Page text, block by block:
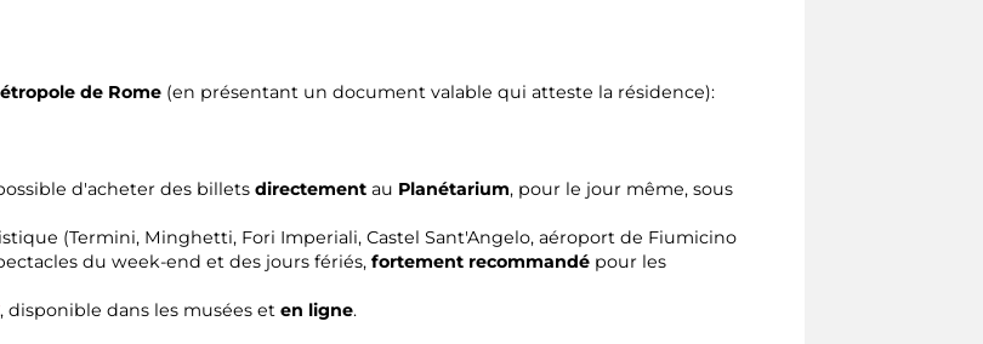
de Rome (en présentant un document valable qui atteste la résidence):
d'acheter des billets directement au Planétarium, pour le jour même, sous
(Termini, Minghetti, Fori Imperiali, Castel Sant'Angelo, aéroport de Fiumicino
du week-end et des jours fériés, fortement recommandé pour les
, disponible dans les musées et en ligne.